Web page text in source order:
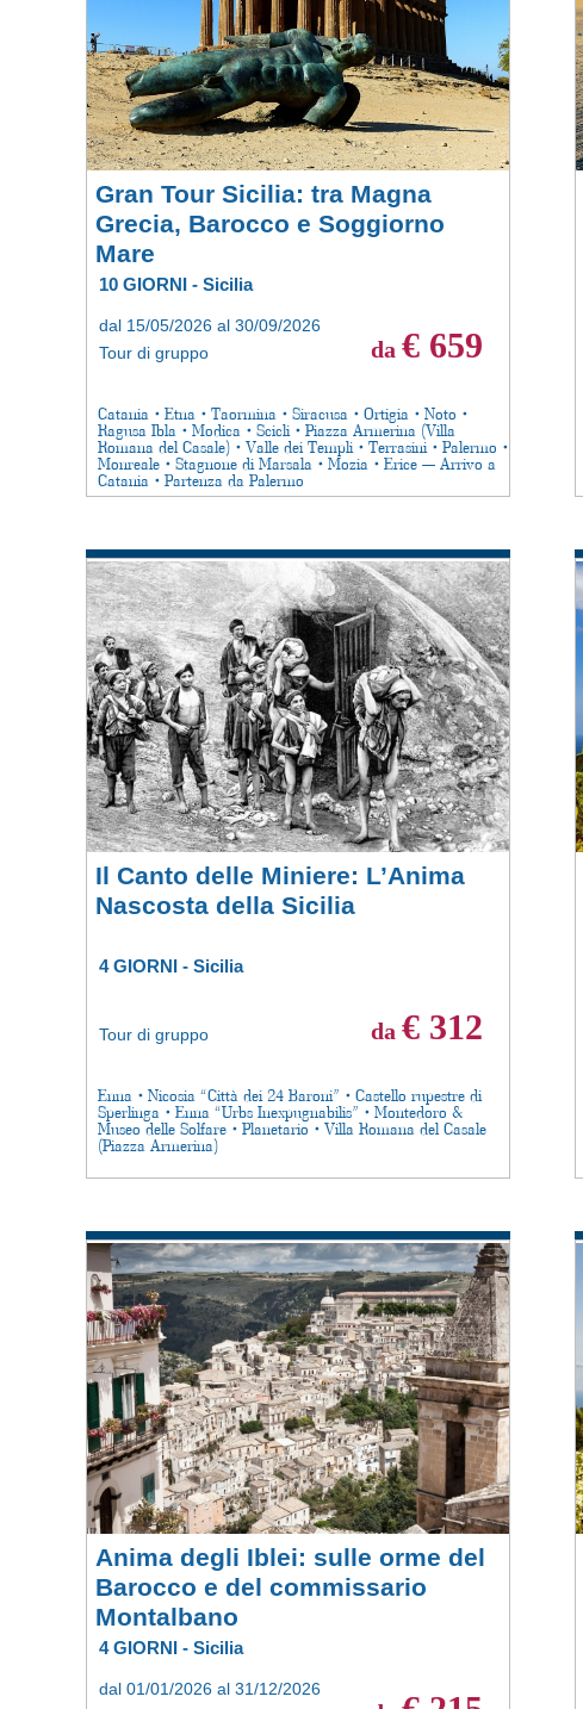
dal 15/05/2026 al 30/09/2026
Gran Tour Sicilia: tra Magna
Grecia, Barocco e Soggiorno
Mare
10 GIORNI - Sicilia
Tour di gruppo
Catania • Etna • Taormina • Siracusa • Ortigia • Noto •
Ragusa Ibla • Modica • Scicli • Piazza Armerina (Villa
Romana del Casale) • Valle dei Templi • Terrasini • Palermo •
Monreale • Stagnone di Marsala • Mozia • Erice — Arrivo a
Catania • Partenza da Palermo
da € 659
Il Canto delle Miniere: L’Anima
Nascosta della Sicilia
4 GIORNI - Sicilia
Tour di gruppo
Enna • Nicosia “Città dei 24 Baroni” • Castello rupestre di
Sperlinga • Enna “Urbs Inexpugnabilis” • Montedoro &
Museo delle Solfare • Planetario • Villa Romana del Casale
(Piazza Armerina)
da € 312
dal 01/01/2026 al 31/12/2026
Anima degli Iblei: sulle orme del
Barocco e del commissario
Montalbano
4 GIORNI - Sicilia